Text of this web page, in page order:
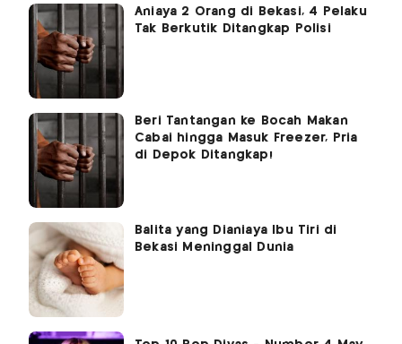
Aniaya 2 Orang di Bekasi, 4 Pelaku
Tak Berkutik Ditangkap Polisi
Beri Tantangan ke Bocah Makan
Cabai hingga Masuk Freezer, Pria
di Depok Ditangkap!
Balita yang Dianiaya Ibu Tiri di
Bekasi Meninggal Dunia